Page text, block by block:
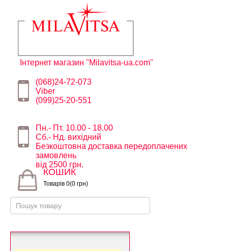
Інтернет магазин "Milavitsa-ua.com"
(068)24-72-073
Viber
(099)25-20-551
Пн.- Пт. 10.00 - 18.00
Сб.- Нд. вихідний
Безкоштовна доставка передоплачених
замовлень
від 2500 грн.
КОШИК
Товарів 0(0 грн)